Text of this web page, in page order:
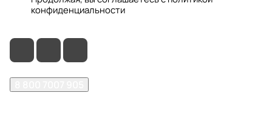
конфиденциальности